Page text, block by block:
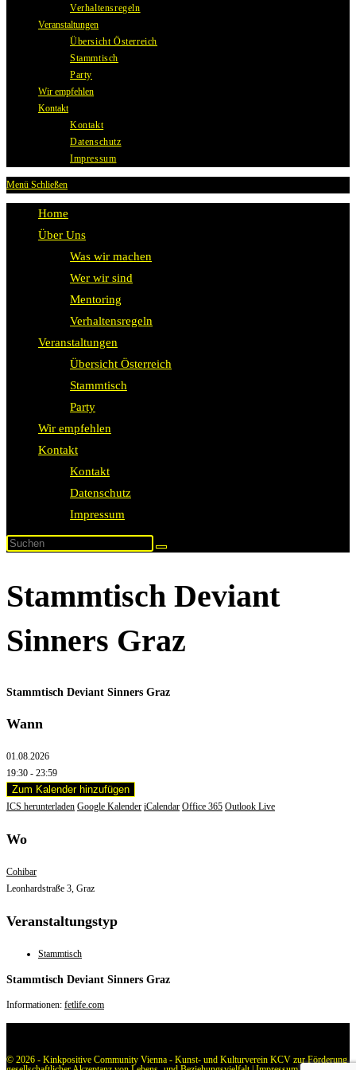
Verhaltensregeln
Veranstaltungen
Übersicht Österreich
Stammtisch
Party
Wir empfehlen
Kontakt
Kontakt
Datenschutz
Impressum
Menü Schließen
Home
Über Uns
Was wir machen
Wer wir sind
Mentoring
Verhaltensregeln
Veranstaltungen
Übersicht Österreich
Stammtisch
Party
Wir empfehlen
Kontakt
Kontakt
Datenschutz
Impressum
Stammtisch Deviant
Sinners Graz
Stammtisch Deviant Sinners Graz
Wann
01.08.2026
19:30 - 23:59
Zum Kalender hinzufügen
ICS herunterladen Google Kalender iCalendar Office 365 Outlook Live
Wo
Cohibar
Leonhardstraße 3, Graz
Veranstaltungstyp
Stammtisch
Stammtisch Deviant Sinners Graz
Informationen: fetlife.com
© 2026 - Kinkpositive Community Vienna - Kunst- und Kulturverein KCV zur Förderung